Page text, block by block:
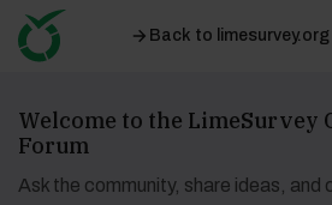
Back to limesurvey.org
Welcome to the LimeSurvey
Forum
Ask the community, share ideas, and